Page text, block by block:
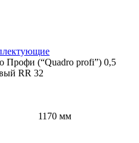
Профи (“Quadro profi”) 0,5
RR 32
1170 мм